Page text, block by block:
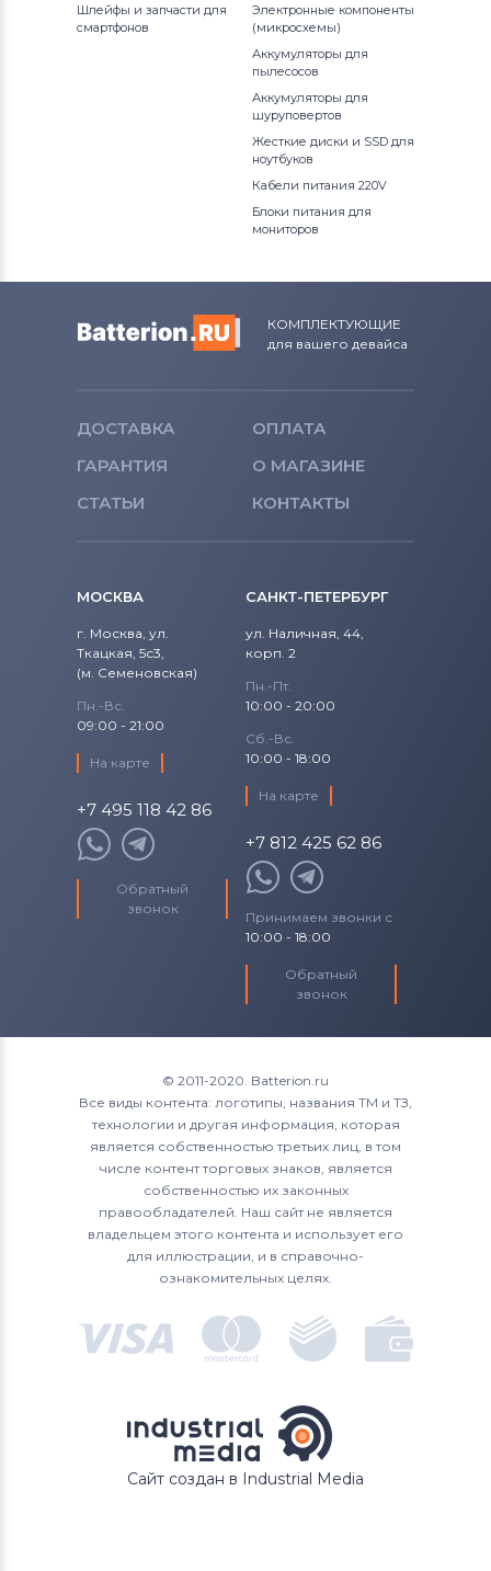
Шлейфы и запчасти для
смартфонов
Электронные компоненты
(микросхемы)
Аккумуляторы для
пылесосов
Аккумуляторы для
шуруповертов
Жесткие диски и SSD для
ноутбуков
Кабели питания 220V
Блоки питания для
мониторов
КОМПЛЕКТУЮЩИЕ
для вашего девайса
ДОСТАВКА
ОПЛАТА
ГАРАНТИЯ
О МАГАЗИНЕ
СТАТЬИ
КОНТАКТЫ
МОСКВА
г. Москва, ул.
Ткацкая, 5с3,
(м. Семеновская)
Пн.-Вс.
09:00 - 21:00
На карте
+7 495 118 42 86
Обратный
звонок
САНКТ-ПЕТЕРБУРГ
ул. Наличная, 44,
корп. 2
Пн.-Пт.
10:00 - 20:00
Сб.-Вс.
10:00 - 18:00
На карте
+7 812 425 62 86
Принимаем звонки с
10:00 - 18:00
Обратный
звонок
© 2011-2020. Batterion.ru
Все виды контента: логотипы, названия ТМ и ТЗ,
технологии и другая информация, которая
является собственностью третьих лиц, в том
числе контент торговых знаков, является
собственностью их законных
правообладателей. Наш сайт не является
владельцем этого контента и использует его
для иллюстрации, и в справочно-
ознакомительных целях.
Сайт создан в Industrial Media